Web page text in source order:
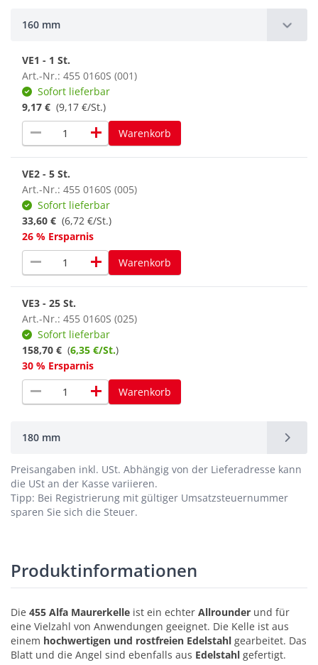
160 mm
VE1 - 1 St.
Art.-Nr.: 455 0160S (001)
Sofort lieferbar
9,17 € (9,17 €/St.)
remove add Warenkorb
VE2 - 5 St.
Art.-Nr.: 455 0160S (005)
Sofort lieferbar
33,60 € (6,72 €/St.)
26 % Ersparnis
remove add Warenkorb
VE3 - 25 St.
Art.-Nr.: 455 0160S (025)
Sofort lieferbar
158,70 € (6,35 €/St.)
30 % Ersparnis
remove add Warenkorb
180 mm
Preisangaben inkl. USt. Abhängig von der Lieferadresse kann
die USt an der Kasse variieren.
Tipp: Bei Registrierung mit gültiger Umsatzsteuernummer
sparen Sie sich die Steuer.
Produktinformationen
Die 455 Alfa Maurerkelle ist ein echter Allrounder und für
eine Vielzahl von Anwendungen geeignet. Die Kelle ist aus
einem hochwertigen und rostfreien Edelstahl gearbeitet. Das
Blatt und die Angel sind ebenfalls aus Edelstahl gefertigt.